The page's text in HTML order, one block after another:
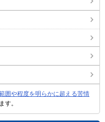
範囲や程度を明らかに超える苦情
す。